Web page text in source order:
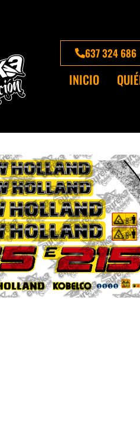
637 324 686
INICIO